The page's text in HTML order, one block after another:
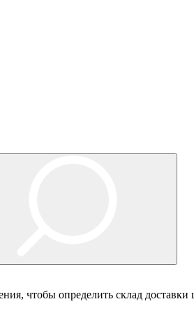
чтобы определить склад доставки